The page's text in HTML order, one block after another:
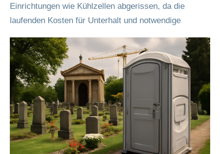
Einrichtungen wie Kühlzellen abgerissen, da die
laufenden Kosten für Unterhalt und notwendige